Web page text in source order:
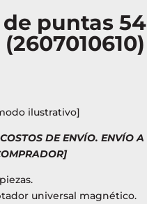
puntas 54
ilustrativo]
DE ENVÍO. ENVÍO A
universal magnético.